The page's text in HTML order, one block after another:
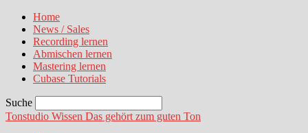
Home
News / Sales
Recording lernen
Abmischen lernen
Mastering lernen
Cubase Tutorials
Suche
Tonstudio Wissen Das gehört zum guten Ton